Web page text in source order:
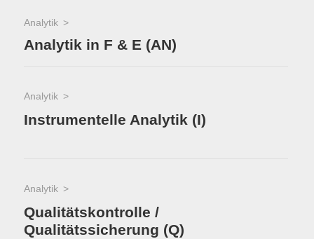
Analytik
Analytik in F & E (AN)
Analytik
Instrumentelle Analytik (I)
Analytik
Qualitätskontrolle /
Qualitätssicherung (Q)